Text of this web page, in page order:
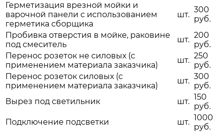
Герметизация врезной мойки и
варочной панели с использованием
герметика сборщика
шт.
300
руб.
Пробивка отверстия в мойке, раковине
под смеситель
шт. 200
руб.
Перенос розеток не силовых (с
применением материала заказчика)
шт. 250
руб.
Перенос розеток силовых (с
применением материала заказчика)
шт. 300
руб.
Вырез под светильник
шт. 150
руб.
Подключение подсветки
шт. 1000
руб.